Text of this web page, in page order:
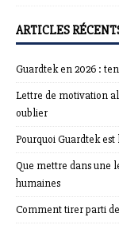
ARTICLES
Guardtek en 2026 :
Lettre de motivation
oublier
Pourquoi Guardtek
Que mettre dans une
humaines
Comment tirer parti